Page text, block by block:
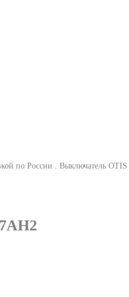
по России . Выключатель